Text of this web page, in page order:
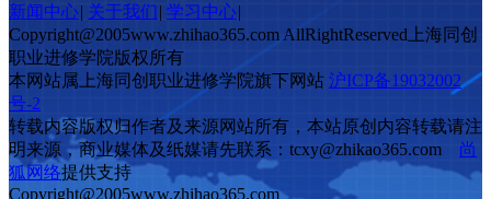
新闻中心| 关于我们| 学习中心|
Copyright@2005www.zhihao365.com AllRightReserved上海同创
职业进修学院版权所有
本网站属上海同创职业进修学院旗下网站 沪ICP备19032002
号-2
转载内容版权归作者及来源网站所有，本站原创内容转载请注
明来源，商业媒体及纸媒请先联系：tcxy@zhikao365.com 尚
狐网络提供支持
Copyright@2005www.zhihao365.com